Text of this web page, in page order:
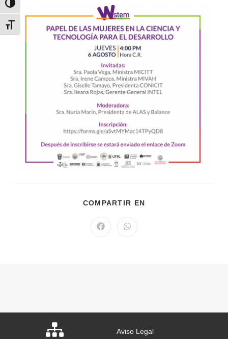
Alternar alto contraste
Alternar tamaño de letra
COMPARTIR EN
Aviso Legal